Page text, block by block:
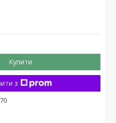
Купити
з